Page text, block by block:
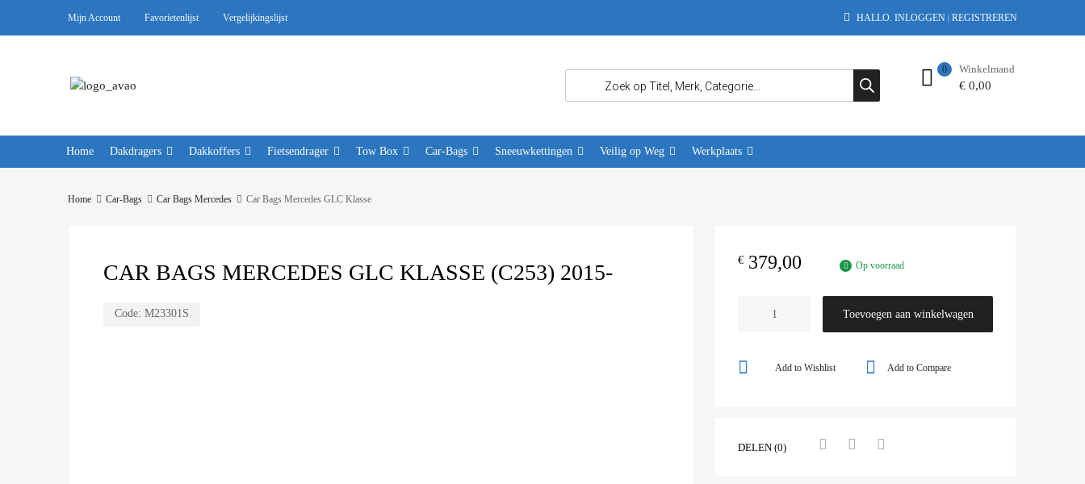
Mijn Account Favorietenlijst Vergelijkingslijst HALLO. INLOGGEN | REGISTREREN
Winkelmand
€ 0,00
0
Home Dakdragers Dakkoffers Fietsendrager Tow Box Car-Bags Sneeuwkettingen Veilig op Weg Werkplaats
Home Car-Bags Car Bags Mercedes Car Bags Mercedes GLC Klasse
CAR BAGS MERCEDES GLC KLASSE (C253) 2015-
Code: M23301S
€ 379,00 Op voorraad
Toevoegen aan winkelwagen
Add to Compare
Add to Wishlist
DELEN (0)